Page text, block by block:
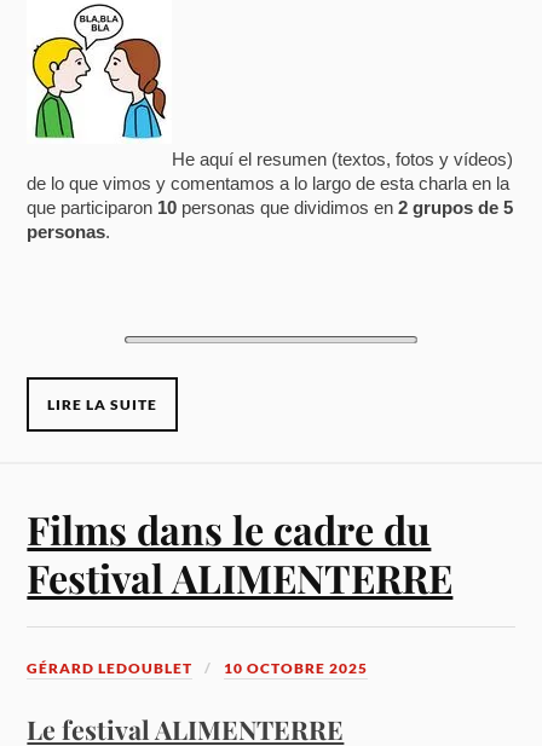
He aquí el resumen (textos, fotos y vídeos)
de lo que vimos y comentamos a lo largo de esta charla en la
que participaron 10 personas que dividimos en2 grupos de 5
personas.
LIRE LA SUITE
Films dans le cadre du
Festival ALIMENTERRE
GÉRARD LEDOUBLET 10 OCTOBRE 2025
Le festival ALIMENTERRE